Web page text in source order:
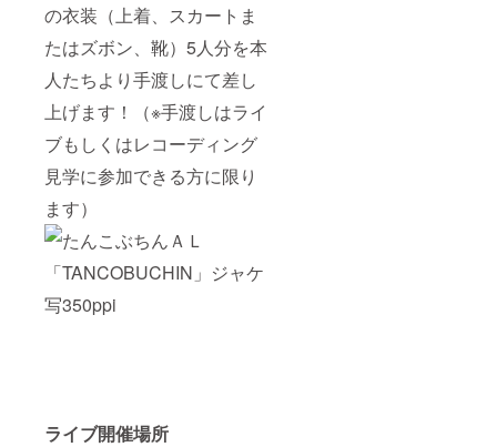
の衣装（上着、スカートま
たはズボン、靴）5人分を本
人たちより手渡しにて差し
上げます！（※手渡しはライ
ブもしくはレコーディング
見学に参加できる方に限り
ます）
ライブ開催場所